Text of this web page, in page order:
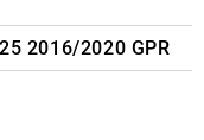
2016/2020 GPR